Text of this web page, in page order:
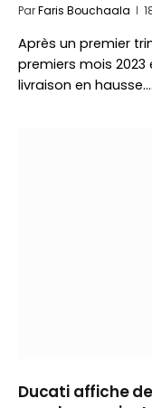
ParFaris Bouchaala
Après un premier
premiers mois
livraison en hausse.…
Ducati affiche